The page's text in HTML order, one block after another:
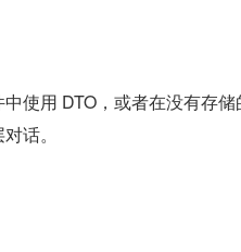
使用 DTO，或者在没有存储
话。